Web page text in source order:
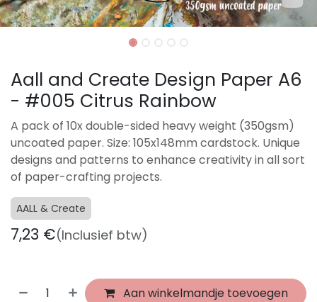
Aall and Create Design Paper A6
- #005 Citrus Rainbow
A pack of 10x double-sided heavy weight (350gsm)
uncoated paper. Size: 105x148mm cardstock. Unique
designs and patterns to enhance creativity in all sort
of paper-crafting projects.
AALL & Create
7,23 €(Inclusief btw)
Aan winkelmandje toevoegen